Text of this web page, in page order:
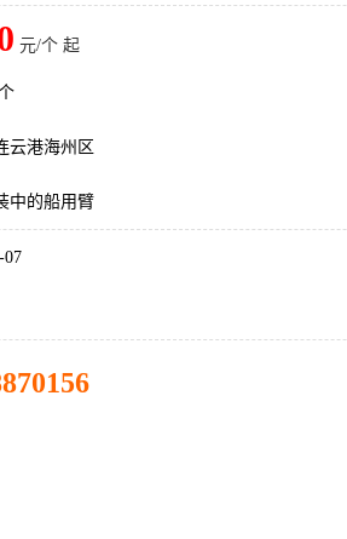
元/个 起
云港海州区
中的船用臂
07